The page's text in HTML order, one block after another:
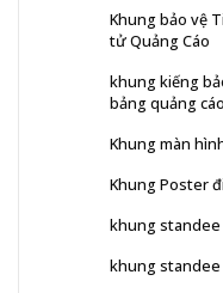
Khung bảo vệ
tử Quảng Cáo
khung kiếng
bảng quảng
Khung màn
Khung Poster
khung standee
khung